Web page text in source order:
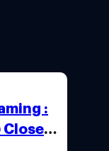
:
Close